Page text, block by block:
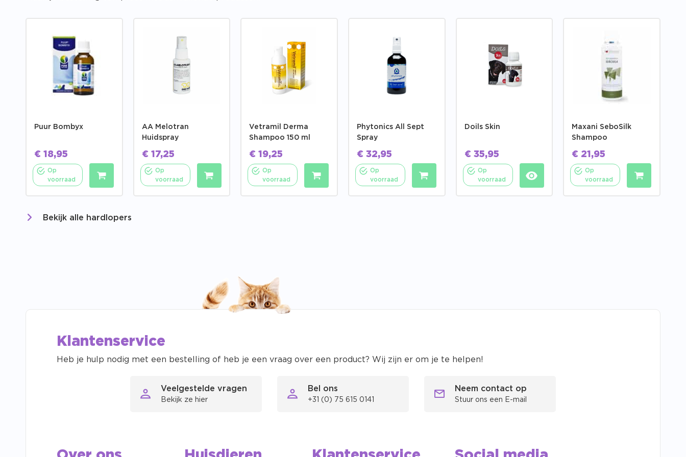
Puur Bombyx
€ 18,95
Op
voorraad
AA Melotran
Huidspray
€17,25
Op
voorraad
Vetramil Derma
Shampoo 150 ml
€ 19,25
Op
voorraad
Phytonics All Sept
Spray
€32,95
Op
voorraad
Doils Skin
€35,95
Op
voorraad
Maxani SeboSilk
Shampoo
€ 21,95
Op
voorraad
Bekijk alle hardlopers
Klantenservice
Heb je hulp nodig met een bestelling of heb je een vraag over een product? Wij zijn er om je te helpen!
Veelgestelde vragen
Bekijk ze hier
Bel ons
+31 (0) 75 615 0141
Neem contact op
Stuur ons een E-mail